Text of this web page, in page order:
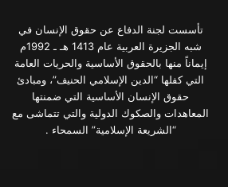
تأسست لجنة الدفاع عن حقوق الإنسان في
شبه الجزيرة العربية عام 1413 هـ ـ 1992م
إيماناً منها بالحقوق الأساسية والحريات العامة
التي كفلها “الدين الإسلامي الحنيف”، ومبادئ
حقوق الإنسان الأساسية التي ضمنتها
المعاهدات والصكوك الدولية والتي تتماشى مع
“الشريعة الإسلامية” السمحاء .